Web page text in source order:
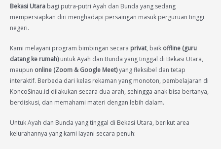
Bekasi Utara bagi putra-putri Ayah dan Bunda yang sedang
mempersiapkan diri menghadapi persaingan masuk perguruan tinggi
negeri.
Kami melayani program bimbingan secara privat, baik offline (guru
datang ke rumah)untuk Ayah dan Bunda yang tinggal di Bekasi Utara,
maupun online (Zoom & Google Meet)yang fleksibel dan tetap
interaktif. Berbeda dari kelas rekaman yang monoton, pembelajaran di
KoncoSinau.id dilakukan secara dua arah, sehingga anak bisa bertanya,
berdiskusi, dan memahami materi dengan lebih dalam.
Untuk Ayah dan Bunda yang tinggal di Bekasi Utara, berikut area
kelurahannya yang kami layani secara penuh: